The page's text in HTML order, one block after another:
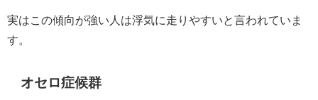
実はこの傾向が強い人は浮気に走りやすいと言われていま
す。
オセロ症候群